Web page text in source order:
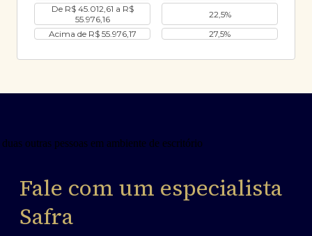
De R$ 45.012,61 a R$
55.976,16
22,5%
Acima de R$ 55.976,17
27,5%
Fale com um especialista
Safra